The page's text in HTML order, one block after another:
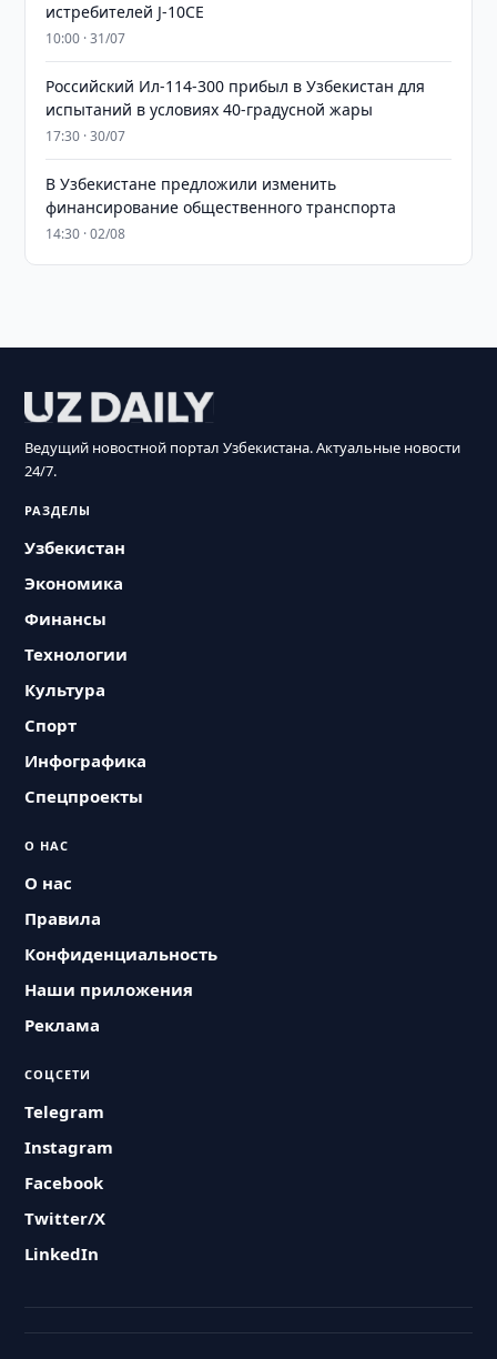
истребителей J-10CE
10:00 · 31/07
Российский Ил-114-300 прибыл в Узбекистан для
испытаний в условиях 40-градусной жары
17:30 · 30/07
В Узбекистане предложили изменить
финансирование общественного транспорта
14:30 · 02/08
Ведущий новостной портал Узбекистана. Актуальные новости
24/7.
РАЗДЕЛЫ
Узбекистан
Экономика
Финансы
Технологии
Культура
Спорт
Инфографика
Спецпроекты
О НАС
О нас
Правила
Конфиденциальность
Наши приложения
Реклама
СОЦСЕТИ
Telegram
Instagram
Facebook
Twitter/X
LinkedIn